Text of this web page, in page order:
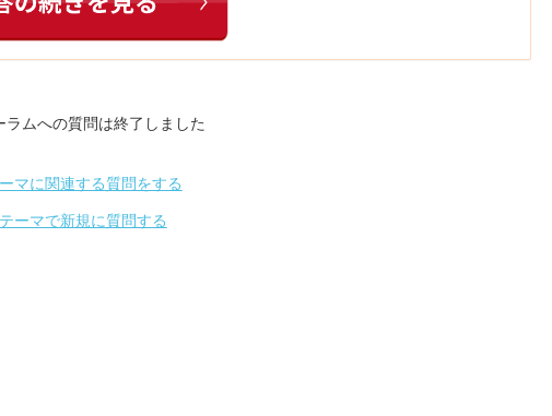
ラムへの質問は終了しました
マに関連する質問をする
ーマで新規に質問する